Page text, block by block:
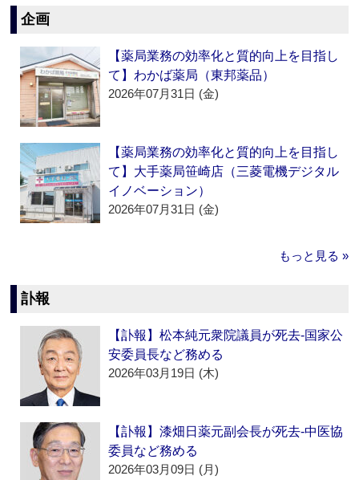
企画
【薬局業務の効率化と質的向上を目指し
て】わかば薬局（東邦薬品）
2026年07月31日 (金)
【薬局業務の効率化と質的向上を目指し
て】大手薬局笹崎店（三菱電機デジタル
イノベーション）
2026年07月31日 (金)
もっと見る »
訃報
【訃報】松本純元衆院議員が死去‐国家公
安委員長など務める
2026年03月19日 (木)
【訃報】漆畑日薬元副会長が死去‐中医協
委員など務める
2026年03月09日 (月)